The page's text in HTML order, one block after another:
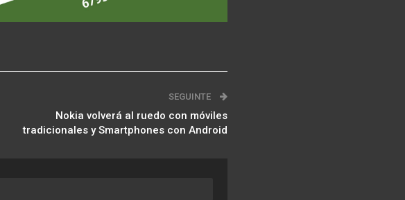
SEGUINTE
Nokia volverá al ruedo con móviles
tradicionales y Smartphones con Android